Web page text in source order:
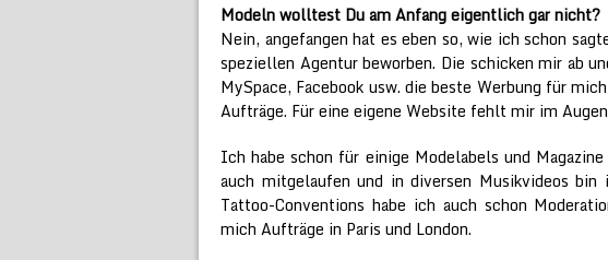
Modeln wolltest Du am Anfang eigentlich gar nicht?
Nein, angefangen hat es eben so, wie ich schon
speziellen Agentur beworben. Die schicken mir ab
MySpace, Facebook usw. die beste Werbung für
Aufträge. Für eine eigene Website fehlt mir im
Ich habe schon für einige Modelabels und
auch mitgelaufen und in diversen Musikvideos bin
Tattoo-Conventions habe ich auch schon
mich Aufträge in Paris und London.